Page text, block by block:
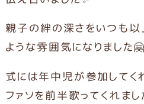
親子の絆の深さをいつも以
ような雰囲気になりました🤗
式には年中児が参加してく
ファソを前半歌ってくれま